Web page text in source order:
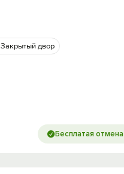
Закрытый двор
Бесплатая отмена